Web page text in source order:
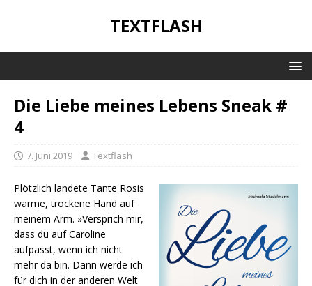
TEXTFLASH
Die Liebe meines Lebens Sneak #
4
7. Juni 2019 Textflash
Plötzlich landete Tante Rosis
warme, trockene Hand auf
meinem Arm. »Versprich mir,
dass du auf Caroline
aufpasst, wenn ich nicht
mehr da bin. Dann werde ich
für dich in der anderen Welt